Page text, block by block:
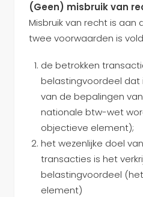
(Geen) misbruik van
Misbruik van recht is aan
twee voorwaarden is
de betrokken
belastingvoordeel dat
van de bepalingen
nationale btw-wet
objectieve element);
het wezenlijke doel
transacties is het
belastingvoordeel
element)